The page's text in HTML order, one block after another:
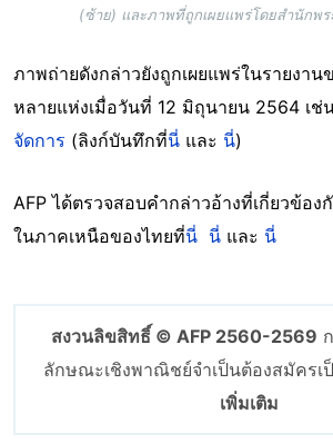
(ซ้าย) และภาพที่ถูกเผยแพร่โดยสำนักพร
ภาพถ่ายดังกล่าวยังถูกเผยแพร่ในรายงาน
หลายแห่งเมื่อวันที่ 12 มิถุนายน 2564 เช่
จัดการ (ลิงก์บันทึกที่นี่ และ นี่)
AFP ได้ตรวจสอบคำกล่าวอ้างที่เกี่ยวข้อ
ในภาคเหนือของไทยที่นี่ นี่ และ นี่
สงวนลิขสิทธิ์ © AFP 2560-2569
ลักษณะเชิงพาณิชย์จำเป็นต้องสมัครเ
เพิ่มเติม